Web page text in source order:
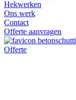
Hekwerken
Ons werk
Contact
Offerte aanvragen
Offerte